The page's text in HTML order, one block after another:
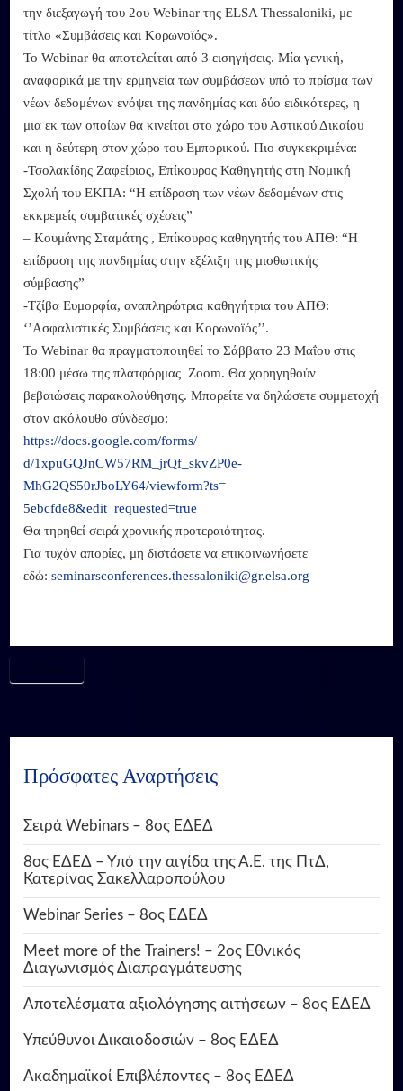
την διεξαγωγή του 2ου Webinar της ELSA Thessaloniki, με
τίτλο «Συμβάσεις και Κορωνοϊός».
Το Webinar θα αποτελείται από 3 εισηγήσεις. Μία γενική,
αναφορικά με την ερμηνεία των συμβάσεων υπό το πρίσμα των
νέων δεδομένων ενόψει της πανδημίας και δύο ειδικότερες, η
μια εκ των οποίων θα κινείται στο χώρο του Αστικού Δικαίου
και η δεύτερη στον χώρο του Εμπορικού. Πιο συγκεκριμένα:
-Τσολακίδης Ζαφείριος, Επίκουρος Καθηγητής στη Νομική
Σχολή του ΕΚΠΑ: “Η επίδραση των νέων δεδομένων στις
εκκρεμείς συμβατικές σχέσεις”
– Κουμάνης Σταμάτης , Επίκουρος καθηγητής του ΑΠΘ: “Η
επίδραση της πανδημίας στην εξέλιξη της μισθωτικής
σύμβασης”
-Τζίβα Ευμορφία, αναπληρώτρια καθηγήτρια του ΑΠΘ:
‘’Ασφαλιστικές Συμβάσεις και Κορωνοϊός’’.
Το Webinar θα πραγματοποιηθεί το Σάββατο 23 Μαΐου στις
18:00 μέσω της πλατφόρμας Zoom. Θα χορηγηθούν
βεβαιώσεις παρακολούθησης. Μπορείτε να δηλώσετε συμμετοχή
στον ακόλουθο σύνδεσμο:
https://docs.google.com/forms/
d/1xpuGQJnCW57RM_jrQf_skvZP0e-
MhG2QS50rJboLY64/viewform?ts=
5ebcfde8&edit_requested=true
Θα τηρηθεί σειρά χρονικής προτεραιότητας.
Για τυχόν απορίες, μη διστάσετε να επικοινωνήσετε
εδώ:seminarsconferences.thessaloniki@gr.elsa.org
Πρόσφατες Αναρτήσεις
Σειρά Webinars – 8ος ΕΔΕΔ
8ος ΕΔΕΔ – Υπό την αιγίδα της Α.Ε. της ΠτΔ,
Κατερίνας Σακελλαροπούλου
Webinar Series – 8ος ΕΔΕΔ
Meet more of the Trainers! – 2ος Εθνικός
Διαγωνισμός Διαπραγμάτευσης
Αποτελέσματα αξιολόγησης αιτήσεων – 8ος ΕΔΕΔ
Υπεύθυνοι Δικαιοδοσιών – 8ος ΕΔΕΔ
Ακαδημαϊκοί Επιβλέποντες – 8ος ΕΔΕΔ